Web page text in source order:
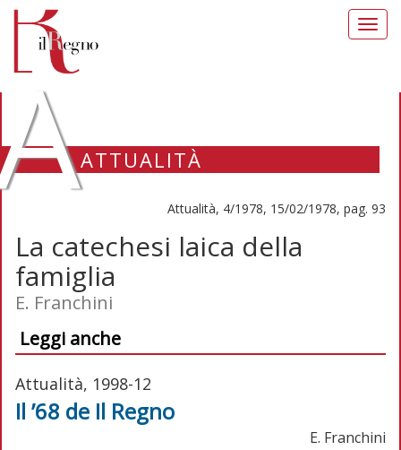
ATTUALITÀ
Attualità, 4/1978, 15/02/1978, pag. 93
La catechesi laica della
famiglia
E. Franchini
Leggi anche
Attualità, 1998-12
Il ’68 de Il Regno
E. Franchini